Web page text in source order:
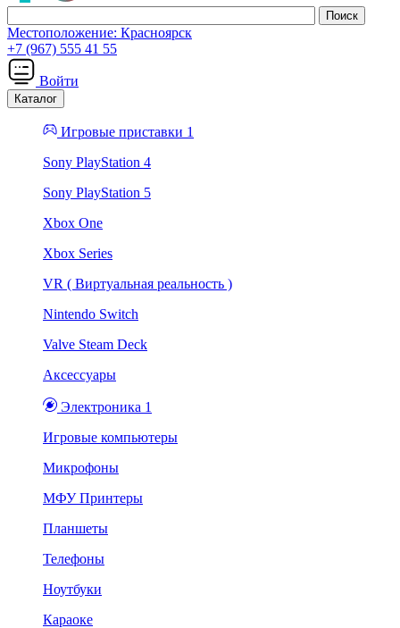
Местоположение: Красноярск
+7 (967) 555 41 55
Войти
Каталог
Игровые приставки 1
Sony PlayStation 4
Sony PlayStation 5
Xbox One
Xbox Series
VR ( Виртуальная реальность )
Nintendo Switch
Valve Steam Deck
Аксессуары
Электроника 1
Игровые компьютеры
Микрофоны
МФУ Принтеры
Планшеты
Телефоны
Ноутбуки
Караоке